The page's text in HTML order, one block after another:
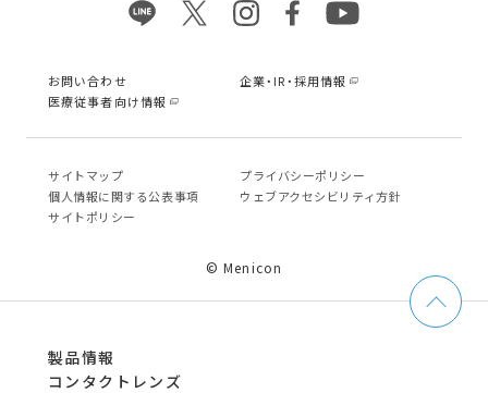
お問い合わせ
企業・IR・採用情報
医療従事者向け情報
サイトマップ
プライバシーポリシー
個⼈情報に関する公表事項
ウェブアクセシビリティ方針
サイトポリシー
© Menicon
製品情報
コンタクトレンズ